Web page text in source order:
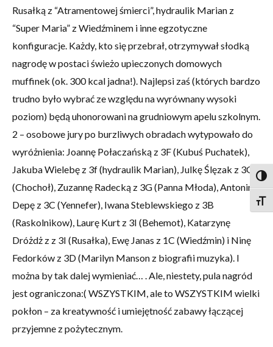
Rusałką z “Atramentowej śmierci”, hydraulik Marian z
“Super Maria” z Wiedźminem i inne egzotyczne
konfiguracje. Każdy, kto się przebrał, otrzymywał słodką
nagrodę w postaci świeżo upieczonych domowych
muffinek (ok. 300 kcal jadna!). Najlepsi zaś (których bardzo
trudno było wybrać ze względu na wyrównany wysoki
poziom) będą uhonorowani na grudniowym apelu szkolnym.
2 – osobowe jury po burzliwych obradach wytypowało do
wyróżnienia: Joannę Połaczańską z 3F (Kubuś Puchatek),
Jakuba Wielebę z 3f (hydraulik Marian), Julkę Ślęzak z 3G
(Chochoł), Zuzannę Radecką z 3G (Panna Młoda), Antoninę
Depę z 3C (Yennefer), Iwana Steblewskiego z 3B
(Raskolnikow), Laurę Kurt z 3I (Behemot), Katarzynę
Dróżdż z z 3I (Rusałka), Ewę Janas z 1C (Wiedźmin) i Ninę
Fedorków z 3D (Marilyn Manson z biografii muzyka). I
można by tak dalej wymieniać… . Ale, niestety, pula nagród
jest ograniczona:( WSZYSTKIM, ale to WSZYSTKIM wielki
pokłon – za kreatywność i umiejętność zabawy łączącej
przyjemne z pożytecznym.